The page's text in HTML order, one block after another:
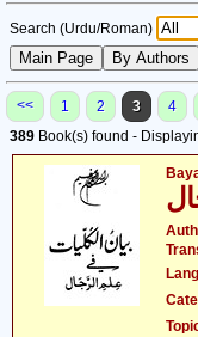
Search (Urdu/Roman)
<< 1 2 3 4
389 Book(s) found -